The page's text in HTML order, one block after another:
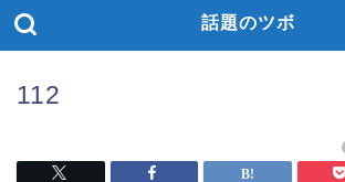
話題のツボ
112